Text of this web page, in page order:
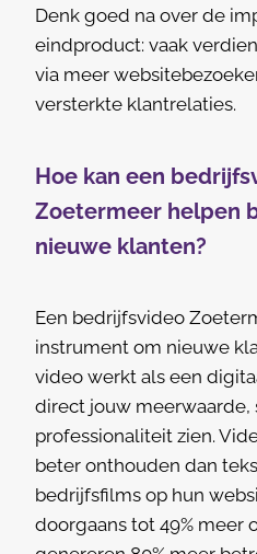
Denk goed na over de
eindproduct: vaak
via meer
versterkte klantrelaties.
Hoe kan een
Zoetermeer helpen
nieuwe klanten?
Een bedrijfsvideo
instrument om nieuwe
video werkt als een
direct jouw meerwaarde,
professionaliteit zien.
beter onthouden dan
bedrijfsfilms op hun
doorgaans tot 49% meer